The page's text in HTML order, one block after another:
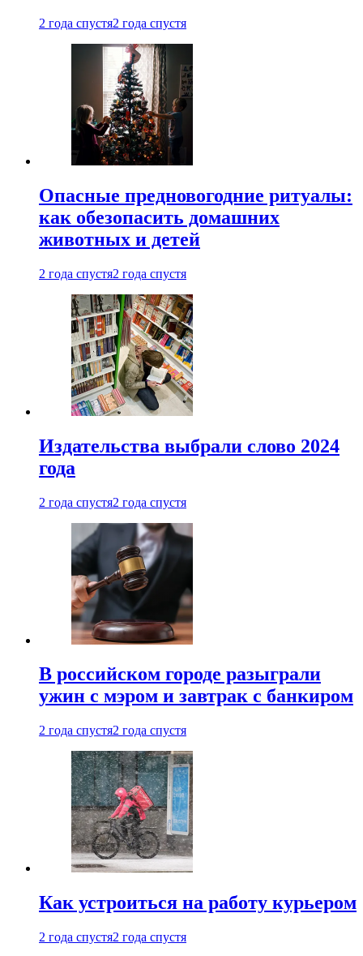
2 года спустя2 года спустя
Опасные предновогодние ритуалы:
как обезопасить домашних
животных и детей
2 года спустя2 года спустя
Издательства выбрали слово 2024
года
2 года спустя2 года спустя
В российском городе разыграли
ужин с мэром и завтрак с банкиром
2 года спустя2 года спустя
Как устроиться на работу курьером
2 года спустя2 года спустя